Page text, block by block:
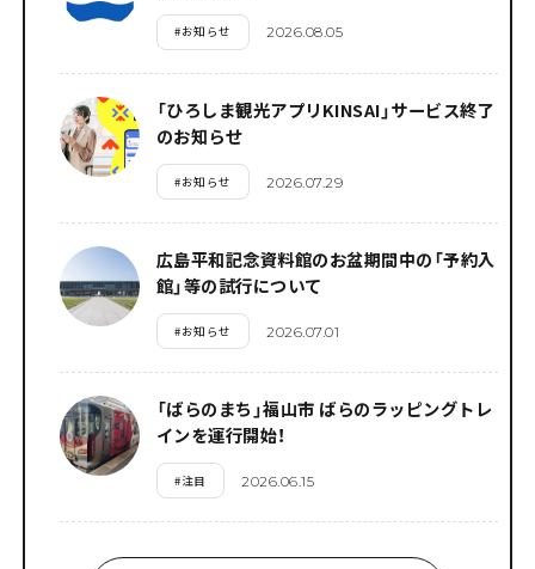
#お知らせ 2026.08.05
「ひろしま観光アプリKINSAI」サービス終了
のお知らせ
#お知らせ 2026.07.29
広島平和記念資料館のお盆期間中の「予約入
館」等の試行について
#お知らせ 2026.07.01
「ばらのまち」福山市 ばらのラッピングトレ
インを運行開始！
#注目 2026.06.15